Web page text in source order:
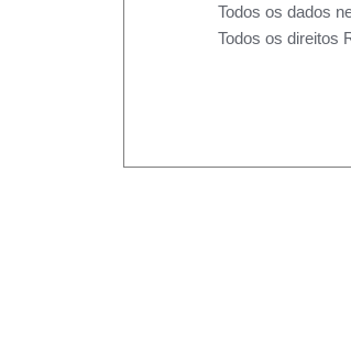
Todos os dados
Todos os direitos